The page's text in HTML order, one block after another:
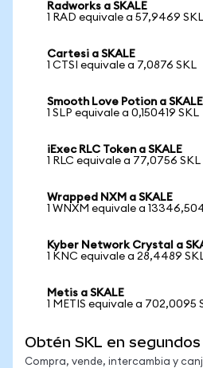
Radworks a SKALE
1 RAD equivale a 57,9469 SKL
Cartesi a SKALE
1 CTSI equivale a 7,0876 SKL
Smooth Love Potion a SKALE
1 SLP equivale a 0,150419 SKL
iExec RLC Token a SKALE
1 RLC equivale a 77,0756 SKL
Wrapped NXM a SKALE
1 WNXM equivale a
Kyber Network Crystal a
1 KNC equivale a 28,4489
Metis a SKALE
1 METIS equivale a 702,0095
Obtén SKL en segundos
Compra, vende, intercambia y